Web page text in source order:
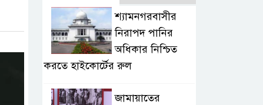
শ্যামনগরবাসীর
নিরাপদ পানির
অধিকার নিশ্চিত
করতে হাইকোর্টের রুল
জামায়াতের